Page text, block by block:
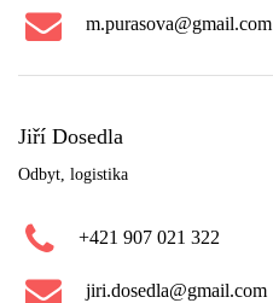
m.purasova@gmail.com
Jiří Dosedla
Odbyt, logistika
+421 907 021 322
jiri.dosedla@gmail.com